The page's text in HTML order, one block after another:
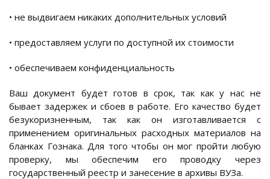
• не выдвигаем никаких дополнительных условий
• предоставляем услуги по доступной их стоимости
• обеспечиваем конфиденциальность
Ваш документ будет готов в срок, так как у нас не
бывает задержек и сбоев в работе. Его качество будет
безукоризненным, так как он изготавливается с
применением оригинальных расходных материалов на
бланках Гознака. Для того чтобы он мог пройти любую
проверку, мы обеспечим его проводку через
государственный реестр и занесение в архивы ВУЗа.